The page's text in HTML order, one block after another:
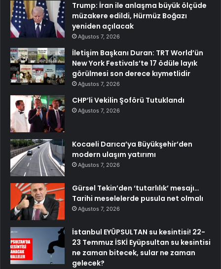
Trump: İran ile anlaşma büyük ölçüde
müzakere edildi, Hürmüz Boğazı
yeniden açılacak
Ağustos 7, 2026
İletişim Başkanı Duran: TRT World’ün
New York Festivals’te 17 ödüle layık
görülmesi son derece kıymetlidir
Ağustos 7, 2026
CHP’li Vekilin Şoförü Tutuklandı
Ağustos 7, 2026
Kocaeli Darıca’ya Büyükşehir’den
modern ulaşım yatırımı
Ağustos 7, 2026
Gürsel Tekin’den ‘tutarlılık’ mesajı…
Tarihi meselelerde pusula net olmalı
Ağustos 7, 2026
İstanbul EYÜPSULTAN su kesintisi! 22-
23 Temmuz İSKİ Eyüpsultan su kesintisi
ne zaman bitecek, sular ne zaman
gelecek?